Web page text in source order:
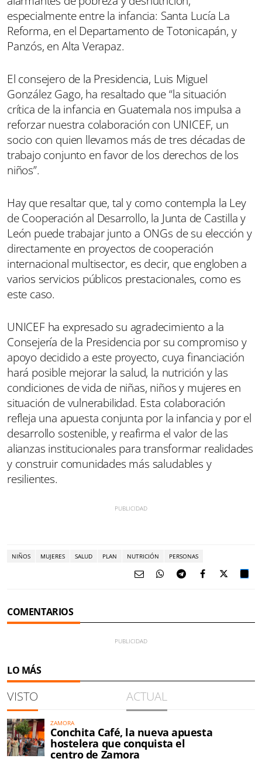
especialmente entre la infancia: Santa Lucía La
Reforma, en el Departamento de Totonicapán, y
Panzós, en Alta Verapaz.
El consejero de la Presidencia, Luis Miguel
González Gago, ha resaltado que “la situación
crítica de la infancia en Guatemala nos impulsa a
reforzar nuestra colaboración con UNICEF, un
socio con quien llevamos más de tres décadas de
trabajo conjunto en favor de los derechos de los
niños”.
Hay que resaltar que, tal y como contempla la Ley
de Cooperación al Desarrollo, la Junta de Castilla y
León puede trabajar junto a ONGs de su elección y
directamente en proyectos de cooperación
internacional multisector, es decir, que engloben a
varios servicios públicos prestacionales, como es
este caso.
UNICEF ha expresado su agradecimiento a la
Consejería de la Presidencia por su compromiso y
apoyo decidido a este proyecto, cuya financiación
hará posible mejorar la salud, la nutrición y las
condiciones de vida de niñas, niños y mujeres en
situación de vulnerabilidad. Esta colaboración
refleja una apuesta conjunta por la infancia y por el
desarrollo sostenible, y reafirma el valor de las
alianzas institucionales para transformar realidades
y construir comunidades más saludables y
resilientes.
NIÑOS MUJERES SALUD PLAN NUTRICIÓN PERSONAS
COMENTARIOS
LO MÁS
VISTO ACTUAL
ZAMORA
Conchita Café, la nueva apuesta
hostelera que conquista el
centro de Zamora